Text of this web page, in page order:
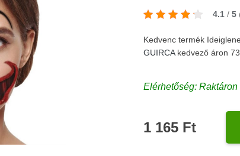
4.1 / 5
Kedvenc termék
GUIRCAkedvező áron
Elérhetőség: Raktáron
1 165 Ft